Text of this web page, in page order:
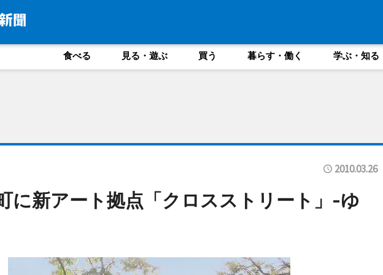
食べる 見る・遊ぶ 買う 暮らす・働く 学ぶ・知る
2010.03.26
に新アート拠点「クロスストリート」-ゆ